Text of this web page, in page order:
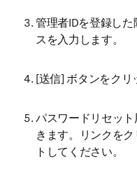
管理者IDを登録し
スを入力します。
[送信] ボタンをクリ
パスワードリセッ
きます。リンクを
トしてください。